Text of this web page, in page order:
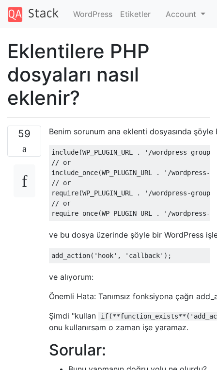
WordPress Etiketler Account
Eklentilere PHP
dosyaları nasıl
eklenir?
59 Benim sorunum ana eklenti dosyasında şöyle
include(WP_PLUGIN_URL .
'/wordpress-
// or
include_once(WP_PLUGIN_URL .
'/wordpress-
// or
require(WP_PLUGIN_URL .
'/wordpress-
// or
require_once(WP_PLUGIN_URL . '/wordpress-
ve bu dosya üzerinde şöyle bir WordPress
add_action( 'hook' , 'callback' );
ve alıyorum:
Önemli Hata: Tanımsız fonksiyona çağrı
Şimdi "kullan
onu kullanırsam o zaman işe yaramaz.
Sorular: